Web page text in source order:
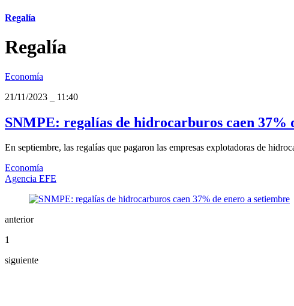
Regalía
Regalía
Economía
21/11/2023
11:40
SNMPE: regalías de hidrocarburos caen 37%
En septiembre, las regalías que pagaron las empresas explotadoras de
Economía
Agencia EFE
anterior
1
siguiente